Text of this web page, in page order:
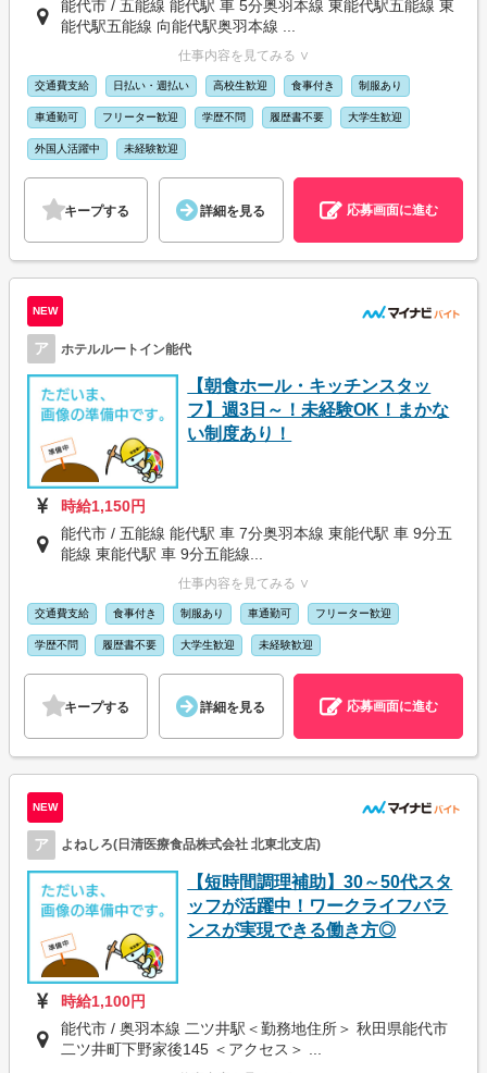
能代市 / 五能線 能代駅 車 5分奥羽本線 東能代駅五能線 東
能代駅五能線 向能代駅奥羽本線 ...
仕事内容を見てみる ∨
交通費支給 日払い・週払い 高校生歓迎 食事付き 制服あり
車通勤可 フリーター歓迎 学歴不問 履歴書不要 大学生歓迎
外国人活躍中 未経験歓迎
キープする 詳細を見る 応募画面に進む
NEW
ア ホテルルートイン能代
【朝食ホール・キッチンスタッ
フ】週3日～！未経験OK！まかな
い制度あり！
時給1,150円
能代市 / 五能線 能代駅 車 7分奥羽本線 東能代駅 車 9分五
能線 東能代駅 車 9分五能線...
仕事内容を見てみる ∨
交通費支給 食事付き 制服あり 車通勤可 フリーター歓迎
学歴不問 履歴書不要 大学生歓迎 未経験歓迎
キープする 詳細を見る 応募画面に進む
NEW
ア よねしろ(日清医療食品株式会社 北東北支店)
【短時間調理補助】30～50代スタ
ッフが活躍中！ワークライフバラ
ンスが実現できる働き方◎
時給1,100円
能代市 / 奥羽本線 二ツ井駅＜勤務地住所＞ 秋田県能代市
二ツ井町下野家後145 ＜アクセス＞ ...